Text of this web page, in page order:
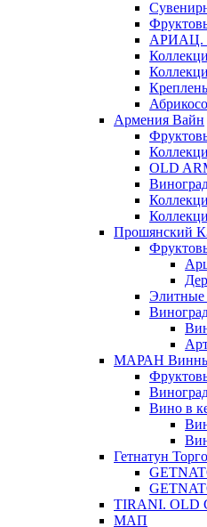
Армения Вайн
OLD
Прошянский
Элитные
МАРАН
Вино в
Гетнатун
TIRANI. OLD
МАП